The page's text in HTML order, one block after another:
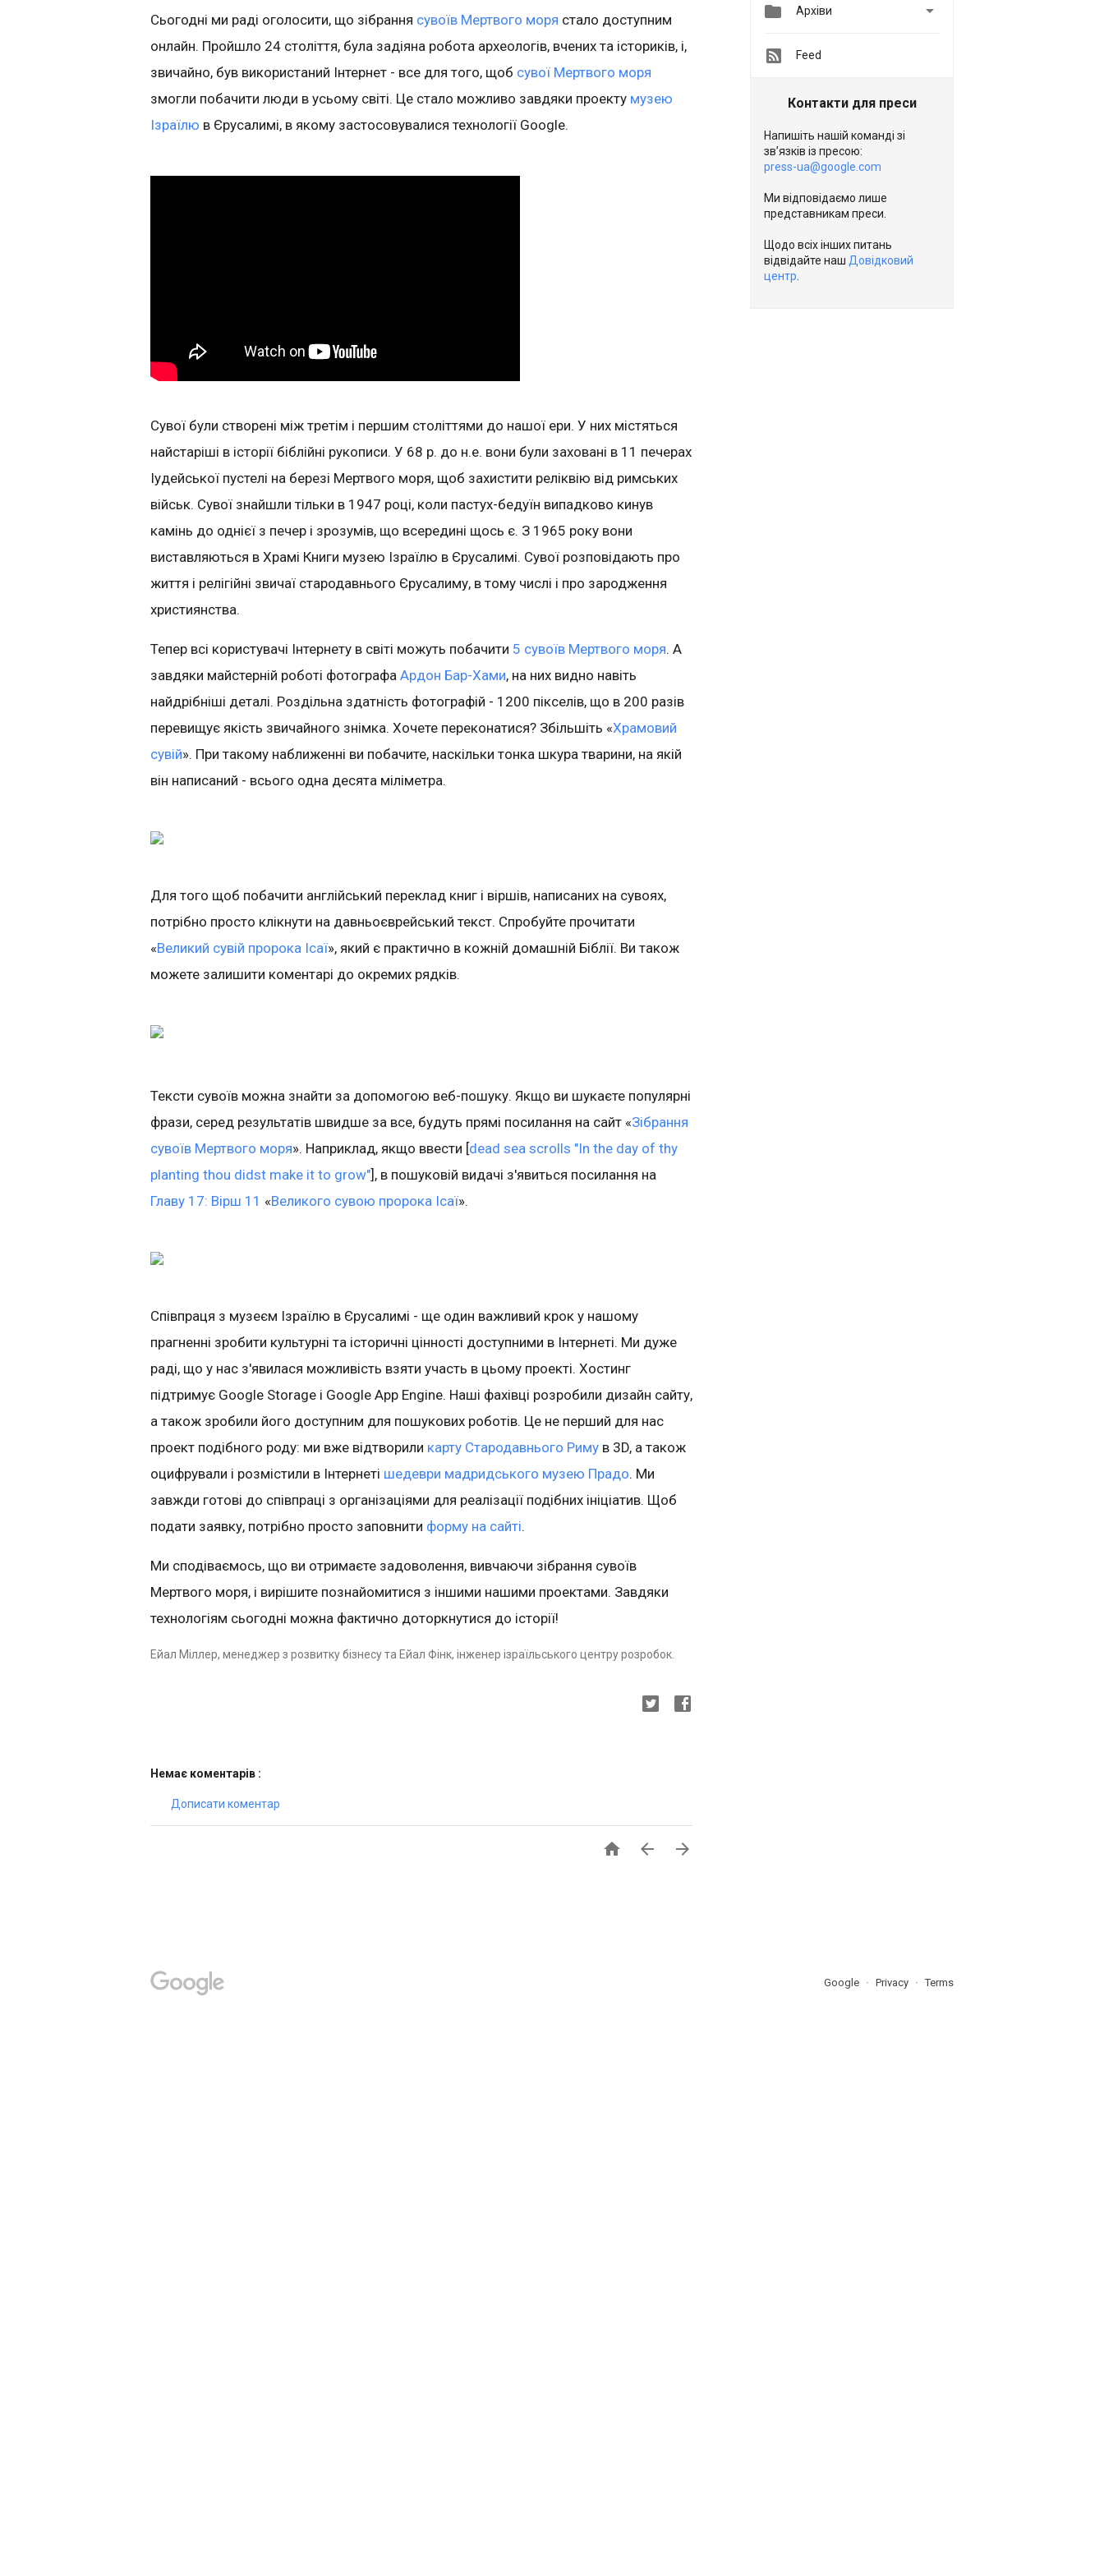
Сьогодні ми раді оголосити, що зібрання сувоїв Мертвого моря стало доступним
онлайн. Пройшло 24 століття, була задіяна робота археологів, вчених та істориків, і,
звичайно, був використаний Інтернет - все для того, щоб сувої Мертвого моря
змогли побачити люди в усьому світі. Це стало можливо завдяки проекту музею
Ізраїлю в Єрусалимі, в якому застосовувалися технології Google.
Сувої були створені між третім і першим століттями до нашої ери. У них містяться
найстаріші в історії біблійні рукописи. У 68 р. до н.е. вони були заховані в 11 печерах
Іудейської пустелі на березі Мертвого моря, щоб захистити реліквію від римських
військ. Сувої знайшли тільки в 1947 році, коли пастух-бедуїн випадково кинув
камінь до однієї з печер і зрозумів, що всередині щось є. З 1965 року вони
виставляються в Храмі Книги музею Ізраїлю в Єрусалимі. Сувої розповідають про
життя і релігійні звичаї стародавнього Єрусалиму, в тому числі і про зародження
християнства.
Тепер всі користувачі Інтернету в світі можуть побачити 5 сувоїв Мертвого моря. А
завдяки майстерній роботі фотографа Ардон Бар-Хами, на них видно навіть
найдрібніші деталі. Роздільна здатність фотографій - 1200 пікселів, що в 200 разів
перевищує якість звичайного знімка. Хочете переконатися? Збільшіть «Храмовий
сувій». При такому наближенні ви побачите, наскільки тонка шкура тварини, на якій
він написаний - всього одна десята міліметра.
Для того щоб побачити англійський переклад книг і віршів, написаних на сувоях,
потрібно просто клікнути на давньоєврейський текст. Спробуйте прочитати
«Великий сувій пророка Ісаї», який є практично в кожній домашній Біблії. Ви також
можете залишити коментарі до окремих рядків.
Тексти сувоїв можна знайти за допомогою веб-пошуку. Якщо ви шукаєте популярні
фрази, серед результатів швидше за все, будуть прямі посилання на сайт «Зібрання
сувоїв Мертвого моря». Наприклад, якщо ввести [dead sea scrolls "In the day of thy
planting thou didst make it to grow"], в пошуковій видачі з'явиться посилання на
Главу 17: Вірш 11 «Великого сувою пророка Ісаї».
Співпраця з музеєм Ізраїлю в Єрусалимі - ще один важливий крок у нашому
прагненні зробити культурні та історичні цінності доступними в Інтернеті. Ми дуже
раді, що у нас з'явилася можливість взяти участь в цьому проекті. Хостинг
підтримує Google Storage і Google App Engine. Наші фахівці розробили дизайн сайту,
а також зробили його доступним для пошукових роботів. Це не перший для нас
проект подібного роду: ми вже відтворили карту Стародавнього Риму в 3D, а також
оцифрували і розмістили в Інтернеті шедеври мадридського музею Прадо. Ми
завжди готові до співпраці з організаціями для реалізації подібних ініціатив. Щоб
подати заявку, потрібно просто заповнити форму на сайті.
Ми сподіваємось, що ви отримаєте задоволення, вивчаючи зібрання сувоїв
Мертвого моря, і вирішите познайомитися з іншими нашими проектами. Завдяки
технологіям сьогодні можна фактично доторкнутися до історії!
Ейал Міллер, менеджер з розвитку бізнесу та Ейал Фінк, інженер ізраїльського центру розробок.
Немає коментарів :
Дописати коментар
  
 Архіви 
Feed
Контакти для преси
Напишіть нашій команді зі
зв’язків із пресою:
press-ua@google.com
Ми відповідаємо лише
представникам преси.
Щодо всіх інших питань
відвідайте наш Довідковий
центр
Google Privacy Terms